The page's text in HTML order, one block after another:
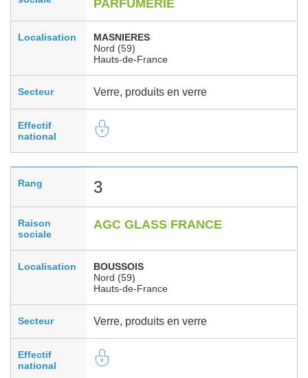
PARFUMERIE
Localisation
MASNIERES
Nord (59)
Hauts-de-France
Secteur Verre, produits en verre
Effectif
national
Rang 3
Raison
sociale
AGC GLASS FRANCE
Localisation
BOUSSOIS
Nord (59)
Hauts-de-France
Secteur Verre, produits en verre
Effectif
national